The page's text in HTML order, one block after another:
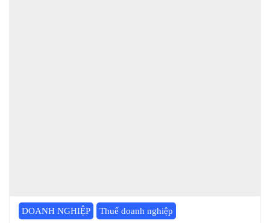
DOANH NGHIỆP Thuế doanh nghiệp